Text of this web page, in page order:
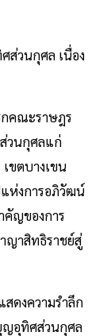
วนกุศล เนื่อง
กคณะราษฎร
วนกุศลแก่
ขตบางเขน
แห่งการอภิวัฒน์
คัญของการ
ญาสิทธิราชย์สู่
สดงความรำลึก
ญอุทิศส่วนกุศล